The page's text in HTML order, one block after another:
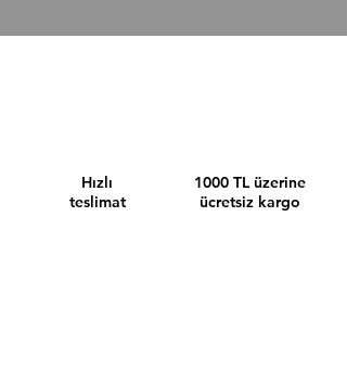
Hızlı
teslimat
1000 TL üzerine
ücretsiz kargo